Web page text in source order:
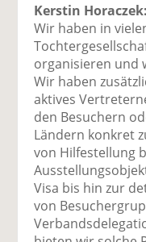
Kerstin Horaczek:
Wir haben in
organisieren und
Wir haben
aktives
den Besuchern
Ländern konkret
von Hilfestellung
Visa bis hin zur
von